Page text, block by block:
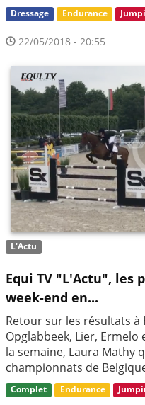
Dressage Endurance
22/05/2018 - 20:55
L'Actu
Equi TV "L'Actu", les
week-end en...
Retour sur les résultats
Opglabbeek, Lier,
la semaine, Laura Mathy
championnats de
Complet Endurance